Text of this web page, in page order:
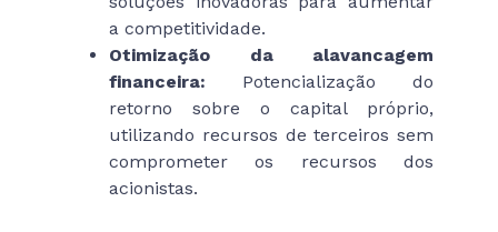
a competitividade.
Otimização da alavancagem
financeira: Potencialização do
retorno sobre o capital próprio,
utilizando recursos de terceiros sem
comprometer os recursos dos
acionistas.